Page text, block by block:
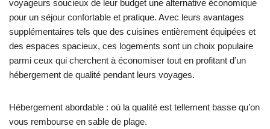
voyageurs soucieux de leur budget une alternative économique
pour un séjour confortable et pratique. Avec leurs avantages
supplémentaires tels que des cuisines entièrement équipées et
des espaces spacieux, ces logements sont un choix populaire
parmi ceux qui cherchent à économiser tout en profitant d’un
hébergement de qualité pendant leurs voyages.
Hébergement abordable : où la qualité est tellement basse qu’on
vous rembourse en sable de plage.